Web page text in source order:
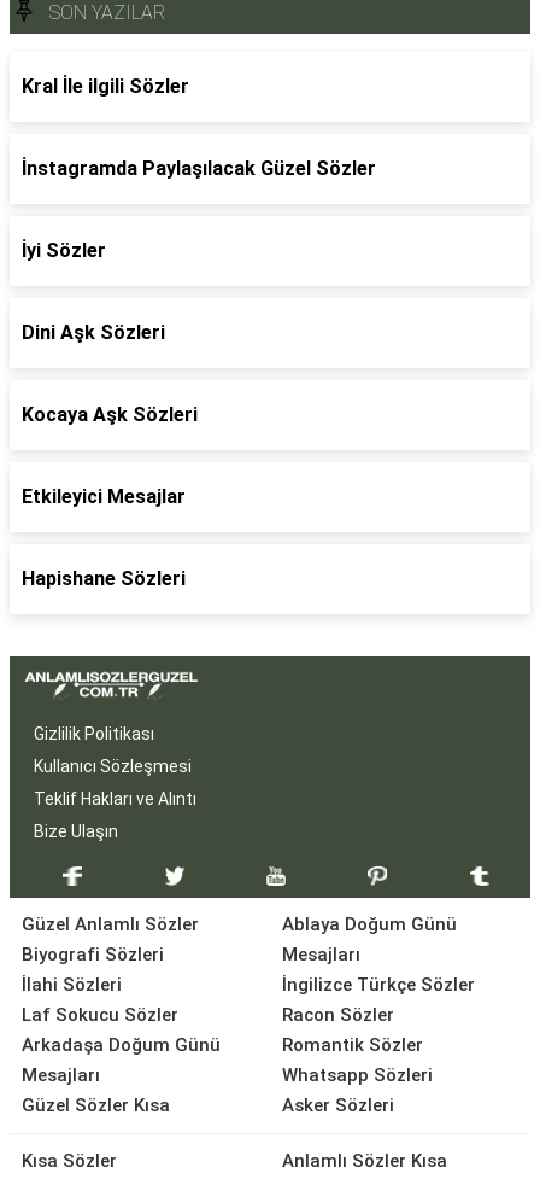
SON YAZILAR
Kral İle ilgili Sözler
İnstagramda Paylaşılacak Güzel Sözler
İyi Sözler
Dini Aşk Sözleri
Kocaya Aşk Sözleri
Etkileyici Mesajlar
Hapishane Sözleri
Gizlilik Politikası
Kullanıcı Sözleşmesi
Teklif Hakları ve Alıntı
Bize Ulaşın
Güzel Anlamlı Sözler
Biyografi Sözleri
İlahi Sözleri
Laf Sokucu Sözler
Arkadaşa Doğum Günü
Mesajları
Güzel Sözler Kısa
Ablaya Doğum Günü
Mesajları
İngilizce Türkçe Sözler
Racon Sözler
Romantik Sözler
Whatsapp Sözleri
Asker Sözleri
Kısa Sözler
Anlamlı Sözler Kısa